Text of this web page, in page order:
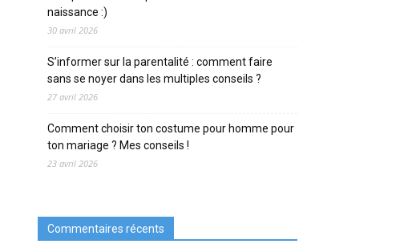
naissance :)
30 avril 2026
S’informer sur la parentalité : comment faire
sans se noyer dans les multiples conseils ?
27 avril 2026
Comment choisir ton costume pour homme pour
ton mariage ? Mes conseils !
23 avril 2026
Commentaires récents